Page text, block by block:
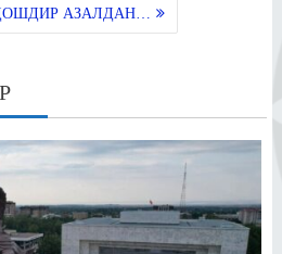
ki
АЗАЛДАН…